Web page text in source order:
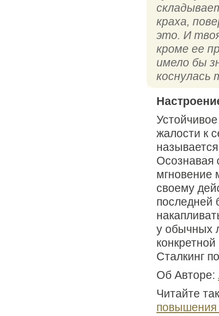
краха,
это. И
кроме ее
имело бы
коснулась
жалости к
Осознавая
мгновение
своему
последней
у обычных
Сталкинг
Об Авторе:
Читайте
повышения